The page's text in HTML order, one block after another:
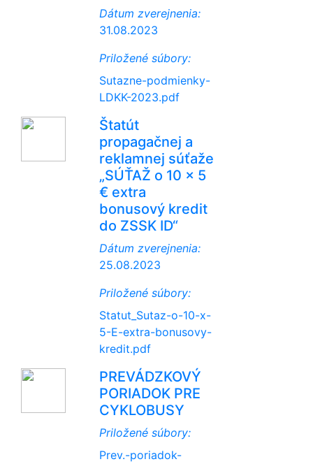
Dátum zverejnenia:
31.08.2023
Priložené súbory:
Sutazne-podmienky-
LDKK-2023.pdf
Štatút
propagačnej a
reklamnej súťaže
„SÚŤAŽ o 10 x 5
€ extra
bonusový kredit
do ZSSK ID“
Dátum zverejnenia:
25.08.2023
Priložené súbory:
Statut_Sutaz-o-10-x-
5-E-extra-bonusovy-
kredit.pdf
PREVÁDZKOVÝ
PORIADOK PRE
CYKLOBUSY
Priložené súbory:
Prev.-poriadok-